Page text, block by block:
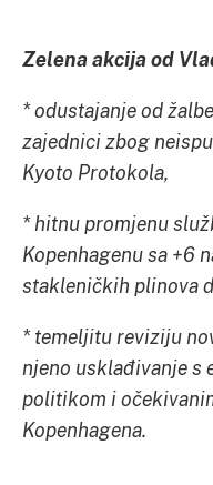
Zelena akcija od
* odustajanje od
zajednici zbog
Kyoto Protokola,
* hitnu promjenu
Kopenhagenu sa +6
stakleničkih plinova
* temeljitu reviziju
njeno usklađivanje s
politikom i
Kopenhagena.